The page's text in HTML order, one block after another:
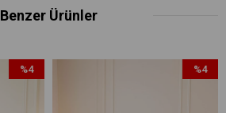
Benzer Ürünler